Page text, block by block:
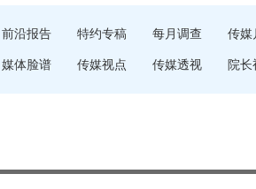
前沿报告 特约专稿 每月调查 传媒
媒体脸谱 传媒视点 传媒透视 院长